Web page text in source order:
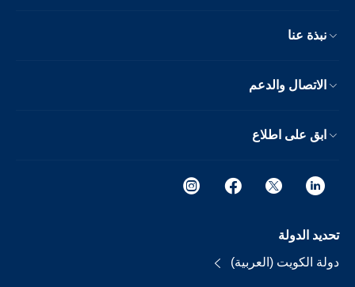
نبذة عنا
الاتصال والدعم
ابق على اطلاع
تحديد الدولة
دولة الكويت (العربية)